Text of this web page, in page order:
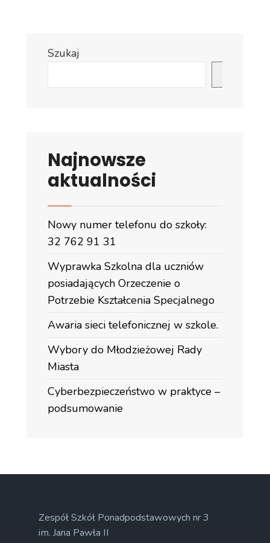
Szukaj
Najnowsze
aktualności
Nowy numer telefonu do szkoły:
32 762 91 31
Wyprawka Szkolna dla uczniów
posiadających Orzeczenie o
Potrzebie Kształcenia Specjalnego
Awaria sieci telefonicznej w szkole.
Wybory do Młodzieżowej Rady
Miasta
Cyberbezpieczeństwo w praktyce –
podsumowanie
Zespół Szkół Ponadpodstawowych nr 3
im. Jana Pawła II